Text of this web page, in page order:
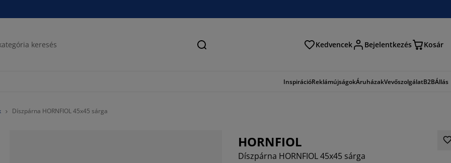
Keresés Kedvencek Bejelentkezés Kosár
InspirációReklámújságokÁruházakVevőszolgálatB2BÁllás
Díszpárna HORNFIOL 45x45 sárga
HORNFIOL
Díszpárna HORNFIOL 45x45 sárga